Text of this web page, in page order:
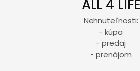
ALL 4 LIFE
Nehnuteľnosti:
- kúpa
- predaj
- prenájom